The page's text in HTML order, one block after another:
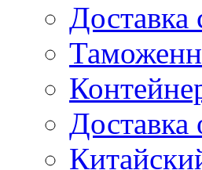
Доставка
Доставка